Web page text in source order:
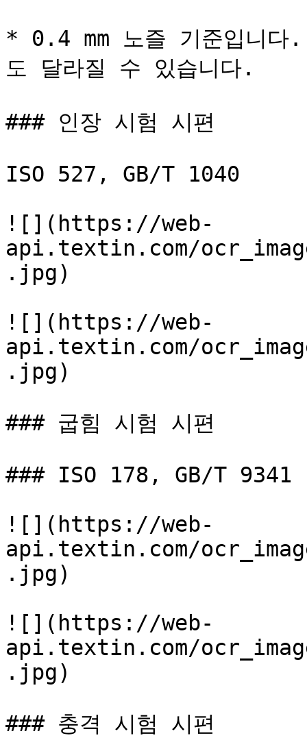
* 0.4 mm 노즐 기준입니다
도 달라질 수 있습니다.
### 인장 시험 시편
ISO 527, GB/T 1040
![](https://web-
api.textin.com/
.jpg)
![](https://web-
api.textin.com/
.jpg)
### 굽힘 시험 시편
### ISO 178, GB/T 9341
![](https://web-
api.textin.com/
.jpg)
![](https://web-
api.textin.com/
.jpg)
### 충격 시험 시편